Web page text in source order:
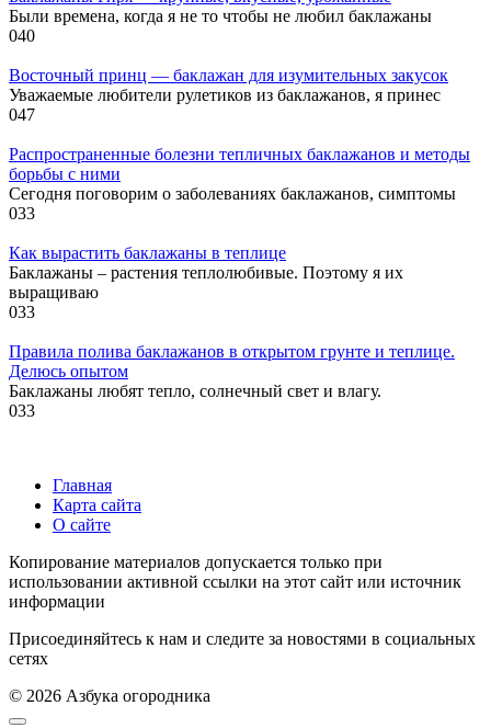
Были времена, когда я не то чтобы не любил баклажаны
040
Восточный принц — баклажан для изумительных закусок
Уважаемые любители рулетиков из баклажанов, я принес
047
Распространенные болезни тепличных баклажанов и методы
борьбы с ними
Сегодня поговорим о заболеваниях баклажанов, симптомы
033
Как вырастить баклажаны в теплице
Баклажаны – растения теплолюбивые. Поэтому я их
выращиваю
033
Правила полива баклажанов в открытом грунте и теплице.
Делюсь опытом
Баклажаны любят тепло, солнечный свет и влагу.
033
Главная
Карта сайта
О сайте
Копирование материалов допускается только при
использовании активной ссылки на этот сайт или источник
информации
Присоединяйтесь к нам и следите за новостями в социальных
сетях
© 2026 Азбука огородника